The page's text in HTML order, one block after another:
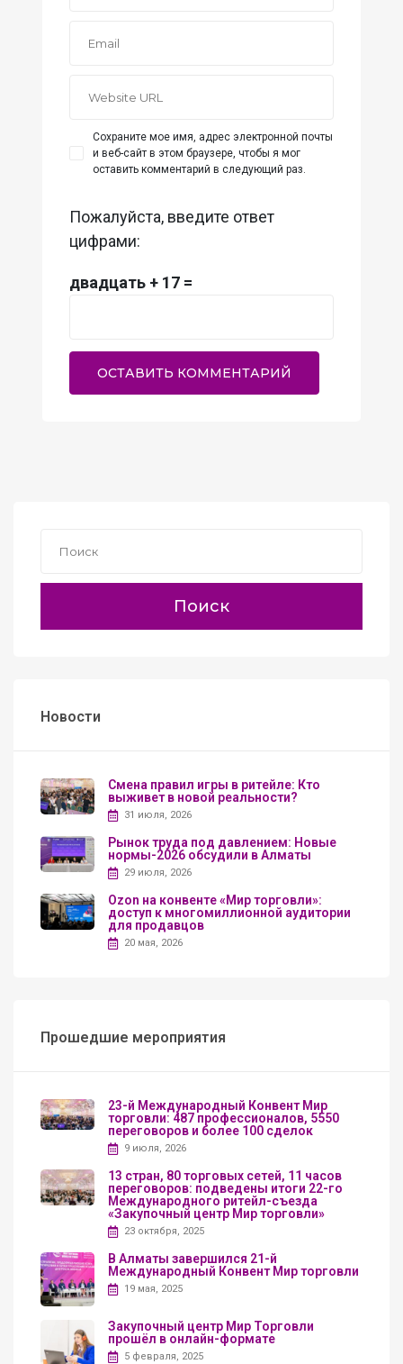
Сохраните мое имя, адрес электронной почты
и веб-сайт в этом браузере, чтобы я мог
оставить комментарий в следующий раз.
Пожалуйста, введите ответ
цифрами:
двадцать + 17 =
Поиск
Новости
Смена правил игры в ритейле: Кто
выживет в новой реальности?
31 июля, 2026
Рынок труда под давлением: Новые
нормы-2026 обсудили в Алматы
29 июля, 2026
Ozon на конвенте «Мир торговли»:
доступ к многомиллионной аудитории
для продавцов
20 мая, 2026
Прошедшие мероприятия
23-й Международный Конвент Мир
торговли: 487 профессионалов, 5550
переговоров и более 100 сделок
9 июля, 2026
13 стран, 80 торговых сетей, 11 часов
переговоров: подведены итоги 22-го
Международного ритейл-съезда
«Закупочный центр Мир торговли»
23 октября, 2025
В Алматы завершился 21-й
Международный Конвент Мир торговли
19 мая, 2025
Закупочный центр Мир Торговли
прошёл в онлайн-формате
5 февраля, 2025